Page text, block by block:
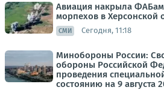
Авиация накрыла
морпехов в Херсонской
СМИ Сегодня, 11:18
Минобороны России:
обороны Российской
проведения
состоянию на 9 августа